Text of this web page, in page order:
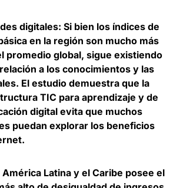
digitales: Si bien los índices de
en la región son mucho más
promedio global, sigue existiendo
a los conocimientos y las
El estudio demuestra que la
TIC para aprendizaje y de
digital evita que muchos
puedan explorar los beneficios
América Latina y el Caribe posee el